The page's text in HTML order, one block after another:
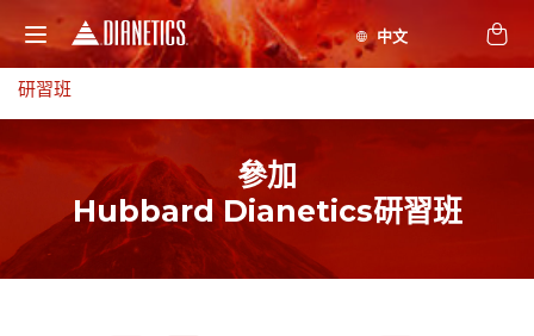
研習班
參加
Hubbard Dianetics研習班